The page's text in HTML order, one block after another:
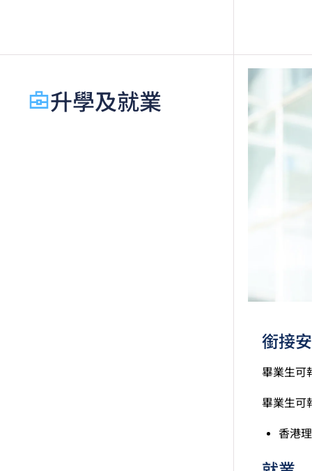
語語
起
香
級」
文
升學及就業
銜接
畢業生可
畢業生可
香港